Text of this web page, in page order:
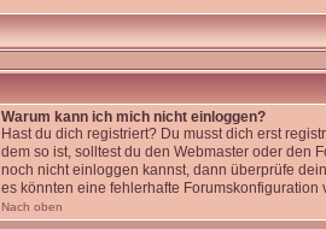
Warum kann ich mich nicht einloggen?
Hast du dich registriert? Du musst dich erst
dem so ist, solltest du den Webmaster oder den
noch nicht einloggen kannst, dann überprüfe
es könnten eine fehlerhafte Forumskonfiguration
Nach oben